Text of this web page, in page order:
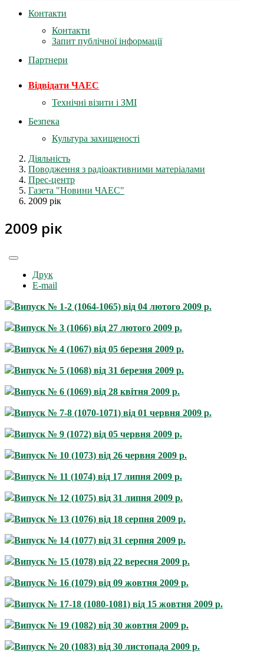
Контакти
Контакти
Запит публічної інформації
Партнери
Відвідати ЧАЕС
Технічні візити і ЗМІ
Безпека
Культура захищеності
Діяльність
Поводження з радіоактивними матеріалами
Прес-центр
Газета "Новини ЧАЕС"
2009 рік
2009 рік
Друк
E-mail
Випуск № 1-2 (1064-1065) від 04 лютого 2009 р.
Випуск № 3 (1066) від 27 лютого 2009 р.
Випуск № 4 (1067) від 05 березня 2009 р.
Випуск № 5 (1068) від 31 березня 2009 р.
Випуск № 6 (1069) від 28 квітня 2009 р.
Випуск № 7-8 (1070-1071) від 01 червня 2009 р.
Випуск № 9 (1072) від 05 червня 2009 р.
Випуск № 10 (1073) від 26 червня 2009 р.
Випуск № 11 (1074) від 17 липня 2009 р.
Випуск № 12 (1075) від 31 липня 2009 р.
Випуск № 13 (1076) від 18 серпня 2009 р.
Випуск № 14 (1077) від 31 серпня 2009 р.
Випуск № 15 (1078) від 22 вересня 2009 р.
Випуск № 16 (1079) від 09 жовтня 2009 р.
Випуск № 17-18 (1080-1081) від 15 жовтня 2009 р.
Випуск № 19 (1082) від 30 жовтня 2009 р.
Випуск № 20 (1083) від 30 листопада 2009 р.